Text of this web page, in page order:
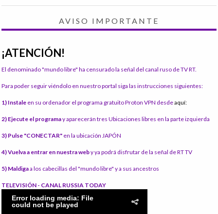
AVISO IMPORTANTE
¡ATENCIÓN!
El denominado "mundo libre" ha censurado la señal del canal ruso de TV RT.
Para poder seguir viéndolo en nuestro portal siga las instrucciones siguientes:
1) Instale en su ordenador el programa gratuito Proton VPN desdeaquí:
2) Ejecute el programay aparecerán tres Ubicaciones libres en la parte izquierda
3) Pulse "CONECTAR" en la ubicación JAPÓN
4) Vuelva a entrar en nuestra weby ya podrá disfrutar de la señal de RT TV
5) Maldigaa los cabecillas del "mundo libre" y a sus ancestros
TELEVISIÓN - CANAL RUSSIA TODAY